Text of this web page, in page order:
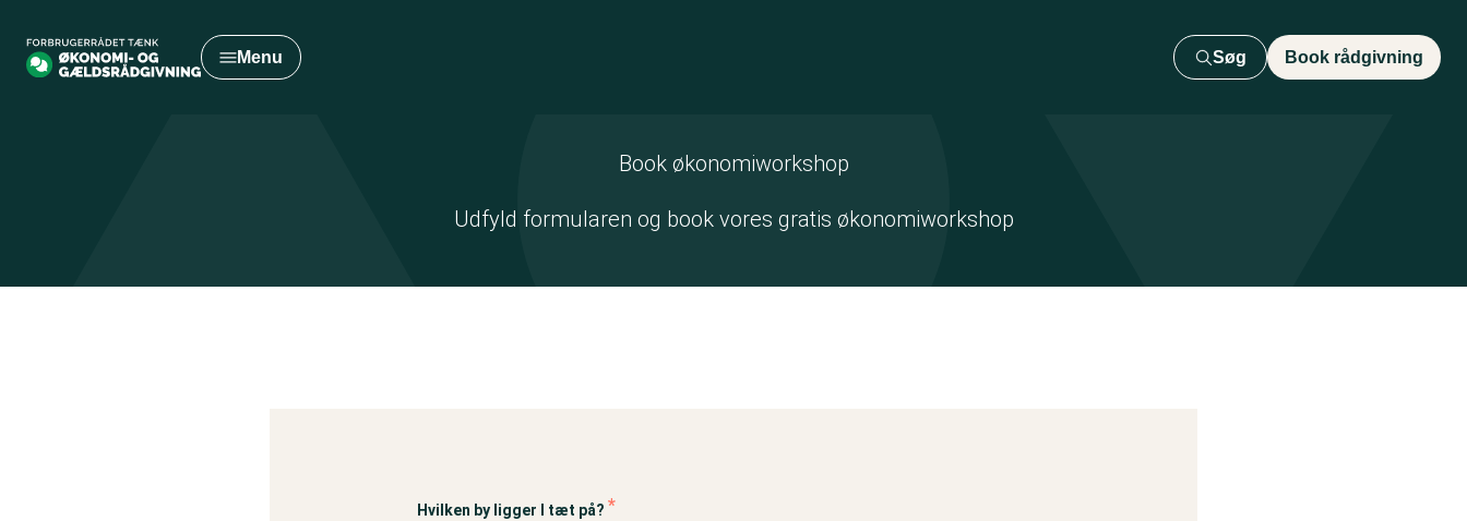
hovedindhold
Menu Søg Book rådgivning
Book økonomiworkshop
Udfyld formularen og book vores gratis økonomiworkshop
Hvilken by ligger I tæt på?